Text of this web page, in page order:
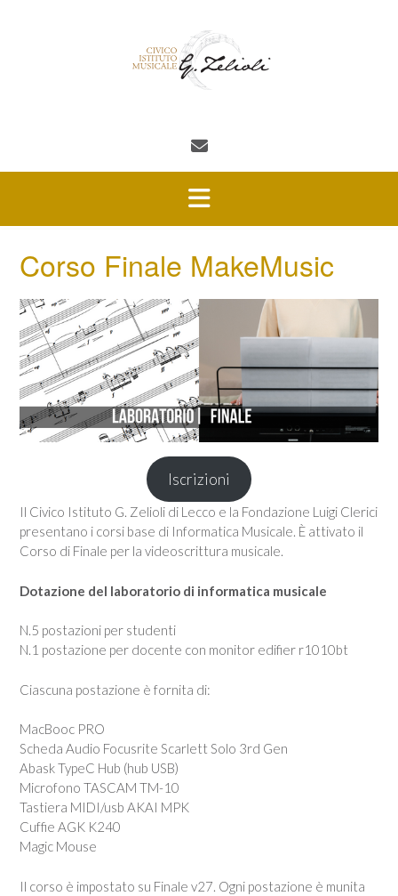
Corso Finale MakeMusic
Iscrizioni
Il Civico Istituto G. Zelioli di Lecco e la Fondazione Luigi Clerici
presentano i corsi base di Informatica Musicale. È attivato il
Corso di Finale per la videoscrittura musicale.
Dotazione del laboratorio di informatica musicale
N.5 postazioni per studenti
N.1 postazione per docente con monitor edifier r1010bt
Ciascuna postazione è fornita di:
MacBooc PRO
Scheda Audio Focusrite Scarlett Solo 3rd Gen
Abask TypeC Hub (hub USB)
Microfono TASCAM TM-10
Tastiera MIDI/usb AKAI MPK
Cuffie AGK K240
Magic Mouse
Il corso è impostato su Finale v27. Ogni postazione è munita